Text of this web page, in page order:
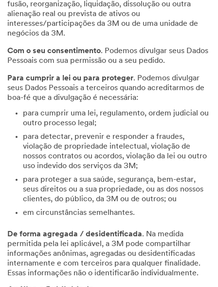
fusão, reorganização, liquidação, dissolução ou outra
alienação real ou prevista de ativos ou
interesses/participações da 3M ou de uma unidade de
negócios da 3M.
Com o seu consentimento. Podemos divulgar seus Dados
Pessoais com sua permissão ou a seu pedido.
Para cumprir a lei ou para proteger. Podemos divulgar
seus Dados Pessoais a terceiros quando acreditarmos de
boa-fé que a divulgação é necessária:
para cumprir uma lei, regulamento, ordem judicial ou
outro processo legal;
para detectar, prevenir e responder a fraudes,
violação de propriedade intelectual, violação de
nossos contratos ou acordos, violação da lei ou outro
uso indevido dos serviços da 3M;
para proteger a sua saúde, segurança, bem-estar,
seus direitos ou a sua propriedade, ou as dos nossos
clientes, do público, da 3M ou de outros; ou
em circunstâncias semelhantes.
De forma agregada / desidentificada. Na medida
permitida pela lei aplicável, a 3M pode compartilhar
informações anônimas, agregadas ou desidentificadas
internamente e com terceiros para qualquer finalidade.
Essas informações não o identificarão individualmente.